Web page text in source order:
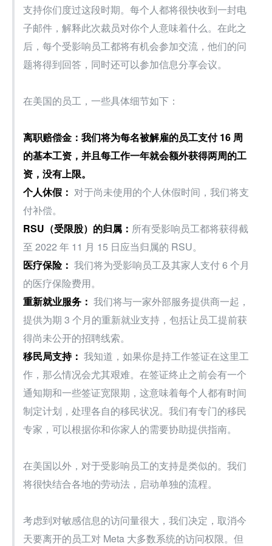
支持你们度过这段时期。每个人都将很快收到一封电
子邮件，解释此次裁员对你个人意味着什么。在此之
后，每个受影响员工都将有机会参加交流，他们的问
题将得到回答，同时还可以参加信息分享会议。
在美国的员工，一些具体细节如下：
离职赔偿金：我们将为每名被解雇的员工支付 16 周
的基本工资，并且每工作一年就会额外获得两周的工
资，没有上限。
个人休假： 对于尚未使用的个人休假时间，我们将支
付补偿。
RSU（受限股）的归属： 所有受影响员工都将获得截
至 2022 年 11 月 15 日应当归属的 RSU。
医疗保险： 我们将为受影响员工及其家人支付 6 个月
的医疗保险费用。
重新就业服务： 我们将与一家外部服务提供商一起，
提供为期 3 个月的重新就业支持，包括让员工提前获
得尚未公开的招聘线索。
移民局支持： 我知道，如果你是持工作签证在这里工
作，那么情况会尤其艰难。在签证终止之前会有一个
通知期和一些签证宽限期，这意味着每个人都有时间
制定计划，处理各自的移民状况。我们有专门的移民
专家，可以根据你和你家人的需要协助提供指南。
在美国以外，对于受影响员工的支持是类似的。我们
将很快结合各地的劳动法，启动单独的流程。
考虑到对敏感信息的访问量很大，我们决定，取消今
天要离开的员工对 Meta 大多数系统的访问权限。但